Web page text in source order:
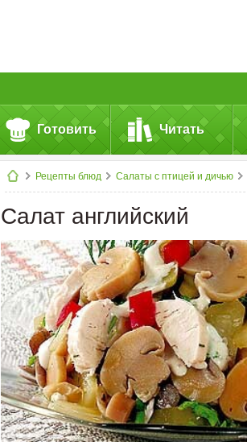
Готовить Читать
Рецепты блюд Салаты с птицей и дичью
Салат английский